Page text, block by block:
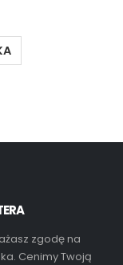
zgodę na
Cenimy Twoją